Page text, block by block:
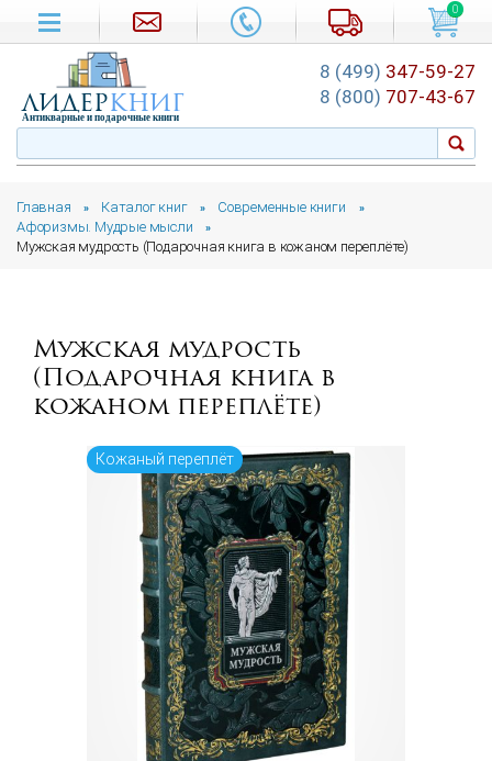
Главная » Каталог книг » Современные книги »
Афоризмы. Мудрые мысли »
Мужская мудрость (Подарочная книга в кожаном переплёте)
Мужская мудрость
(Подарочная книга в
кожаном переплёте)
Кожаный переплёт
0
лидеркниг
Антикварные и подарочные книги
8 (499) 347-59-27
8 (800) 707-43-67